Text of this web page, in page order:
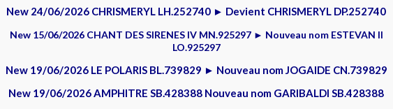
New 24/06/2026 CHRISMERYL LH.252740 ► Devient CHRISMERYL DP.252740
New 15/06/2026 CHANT DES SIRENES IV MN.925297 ► Nouveau nom ESTEVAN II
LO.925297
New 19/06/2026 LE POLARIS BL.739829 ► Nouveau nom JOGAIDE CN.739829
New 19/06/2026 AMPHITRE SB.428388 Nouveau nom GARIBALDI SB.428388